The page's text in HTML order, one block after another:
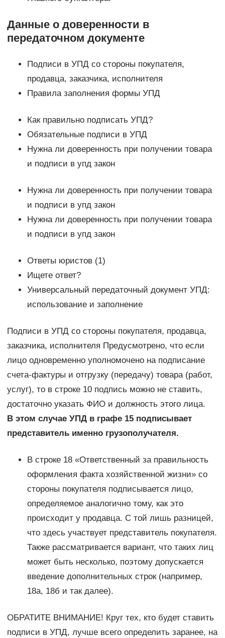
Данные о доверенности в
передаточном документе
Подписи в УПД со стороны покупателя,
продавца, заказчика, исполнителя
Правила заполнения формы УПД
Как правильно подписать УПД?
Обязательные подписи в УПД
Нужна ли доверенность при получении товара
и подписи в упд закон
Нужна ли доверенность при получении товара
и подписи в упд закон
Нужна ли доверенность при получении товара
и подписи в упд закон
Ответы юристов (1)
Ищете ответ?
Универсальный передаточный документ УПД:
использование и заполнение
Подписи в УПД со стороны покупателя, продавца,
заказчика, исполнителя Предусмотрено, что если
лицо одновременно уполномочено на подписание
счета-фактуры и отгрузку (передачу) товара (работ,
услуг), то в строке 10 подпись можно не ставить,
достаточно указать ФИО и должность этого лица.
В этом случае УПД в графе 15 подписывает
представитель именно грузополучателя.
В строке 18 «Ответственный за правильность
оформления факта хозяйственной жизни» со
стороны покупателя подписывается лицо,
определяемое аналогично тому, как это
происходит у продавца. С той лишь разницей,
что здесь участвует представитель покупателя.
Также рассматривается вариант, что таких лиц
может быть несколько, поэтому допускается
введение дополнительных строк (например,
18а, 18б и так далее).
ОБРАТИТЕ ВНИМАНИЕ! Круг тех, кто будет ставить
подписи в УПД, лучше всего определить заранее, на